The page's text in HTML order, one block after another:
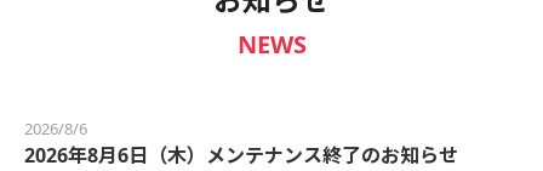
NEWS
2026/8/6
2026年8月6日（木）メンテナンス終了のお知らせ